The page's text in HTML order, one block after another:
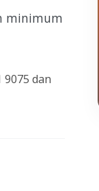
minimum
dan